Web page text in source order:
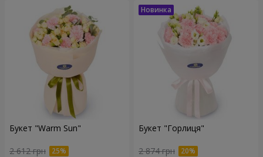
Букет "Warm Sun"
2 612 грн
Букет "Горлиця"
2 874 грн